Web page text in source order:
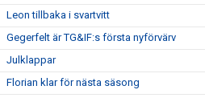
Leon tillbaka i svartvitt
Gegerfelt är TG&IF:s första nyförvärv
Julklappar
Florian klar för nästa säsong